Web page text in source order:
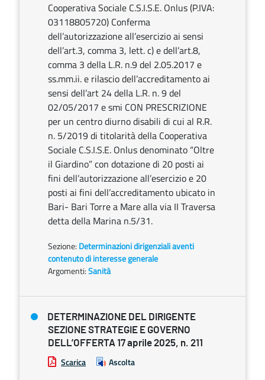
Cooperativa Sociale C.S.I.S.E. Onlus (P.IVA:
03118805720) Conferma
dell’autorizzazione all’esercizio ai sensi
dell’art.3, comma 3, lett. c) e dell’art.8,
comma 3 della L.R. n.9 del 2.05.2017 e
ss.mm.ii. e rilascio dell’accreditamento ai
sensi dell’art 24 della L.R. n. 9 del
02/05/2017 e smi CON PRESCRIZIONE
per un centro diurno disabili di cui al R.R.
n. 5/2019 di titolarità della Cooperativa
Sociale C.S.I.S.E. Onlus denominato “Oltre
il Giardino” con dotazione di 20 posti ai
fini dell’autorizzazione all’esercizio e 20
posti ai fini dell’accreditamento ubicato in
Bari- Bari Torre a Mare alla via II Traversa
detta della Marina n.5/31.
Sezione: Determinazioni dirigenziali aventi
contenuto di interesse generale
Argomenti:Sanità
DETERMINAZIONE DEL DIRIGENTE
SEZIONE STRATEGIE E GOVERNO
DELL’OFFERTA 17 aprile 2025, n. 211
Scarica Ascolta